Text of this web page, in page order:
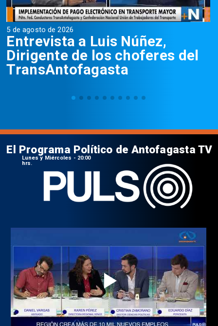
5 de agosto de 2026
Entrevista a Luis Núñez,
Dirigente de los choferes del
TransAntofagasta
El Programa Político de Antofagasta TV
Lunes y Miércoles - 20:00
hrs.